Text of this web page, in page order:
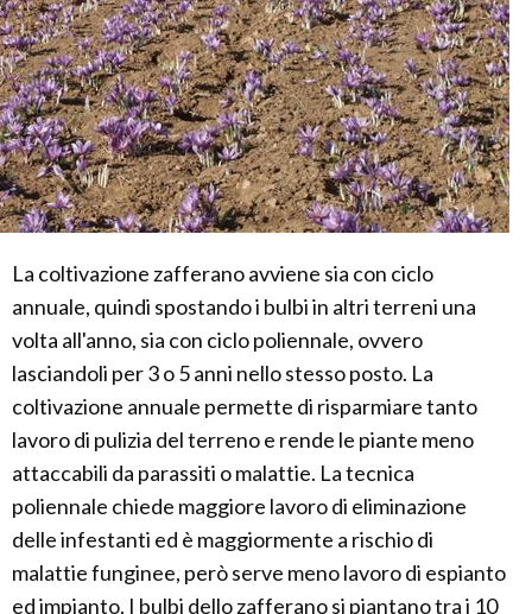
La coltivazione zafferano avviene sia con ciclo
annuale, quindi spostando i bulbi in altri terreni una
volta all'anno, sia con ciclo poliennale, ovvero
lasciandoli per 3 o 5 anni nello stesso posto. La
coltivazione annuale permette di risparmiare tanto
lavoro di pulizia del terreno e rende le piante meno
attaccabili da parassiti o malattie. La tecnica
poliennale chiede maggiore lavoro di eliminazione
delle infestanti ed è maggiormente a rischio di
malattie funginee, però serve meno lavoro di espianto
ed impianto. I bulbi dello zafferano si piantano tra i 10